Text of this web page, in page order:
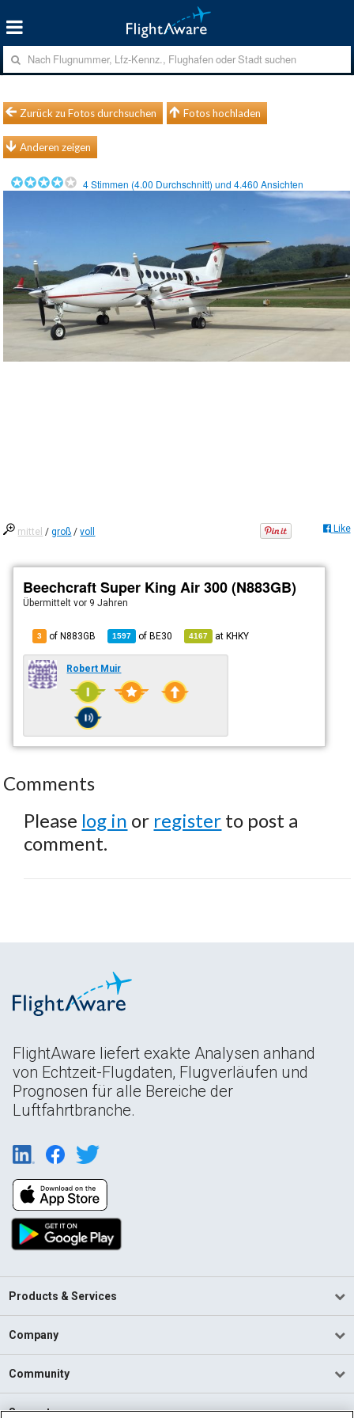
Zurück zu Fotos durchsuchen Fotos hochladen
Anderen zeigen
4Stimmen (4.00 Durchschnitt) und4.460 Ansichten
mittel /groß /voll Like
Beechcraft Super King Air 300 (N883GB)
Übermitteltvor 9 Jahren
3 of N883GB 1597 ofBE30 4167 atKHKY
Robert Muir
Comments
Please log in or register to post a
comment.
FlightAware liefert exakte Analysen anhand
von Echtzeit-Flugdaten, Flugverläufen und
Prognosen für alle Bereiche der
Luftfahrtbranche.
Products & Services
Company
Community
Support